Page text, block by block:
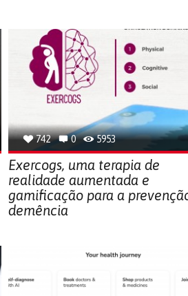
742 0 5953
Exercogs, uma terapia de
realidade aumentada e
gamificação para a
demência